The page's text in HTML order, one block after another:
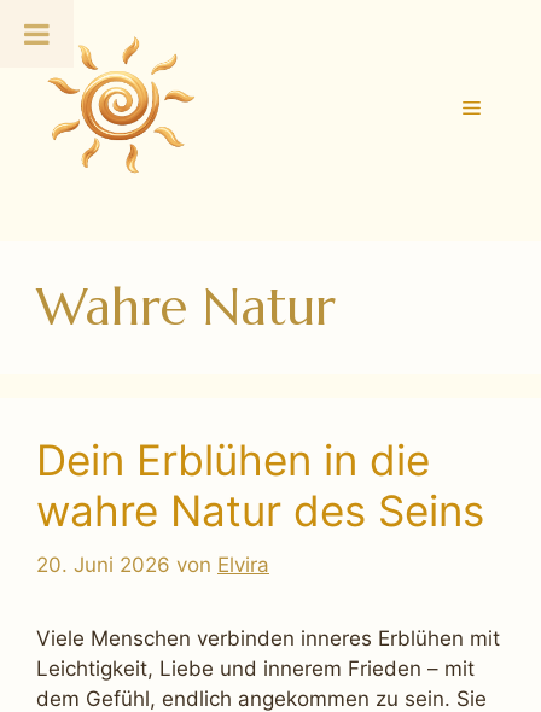
Inhalt
springen
Menü
Wahre Natur
Dein Erblühen in die
wahre Natur des Seins
20. Juni 2026 von Elvira
Viele Menschen verbinden inneres Erblühen mit
Leichtigkeit, Liebe und innerem Frieden – mit
dem Gefühl, endlich angekommen zu sein. Sie